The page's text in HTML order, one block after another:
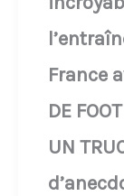
France
DE
UN